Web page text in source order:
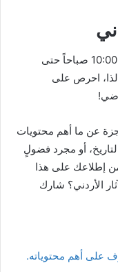
يفتح متحف الآثار الأردني أبوابه من الساعة 10:00 صباحاً حتى
لذا، احرص على
عن ما أهم محتويات
أو مجرد فضولٍ
إطلاعك على هذا
الأردني؟ شارك
على أهم محتوياته.